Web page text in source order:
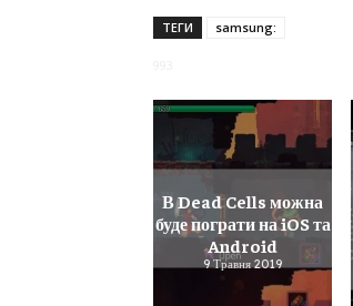
ТЕГИ samsung:
В Dead Cells можна
буде пограти на iOS та
Android
9 Травня 2019